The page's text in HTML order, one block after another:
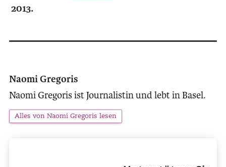
2013.
Naomi Gregoris
Naomi Gregoris ist Journalistin und lebt in Basel.
Alles von Naomi Gregoris lesen